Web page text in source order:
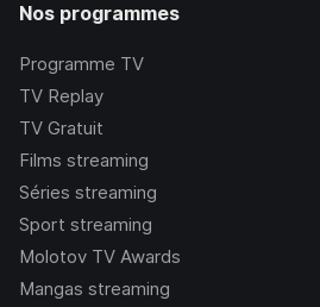
Nos programmes
Programme TV
TV Replay
TV Gratuit
Films streaming
Séries streaming
Sport streaming
Molotov TV Awards
Mangas streaming